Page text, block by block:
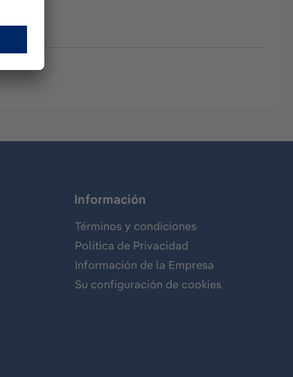
Información
Términos y condiciones
Política de Privacidad
Información de la Empresa
Su configuración de cookies